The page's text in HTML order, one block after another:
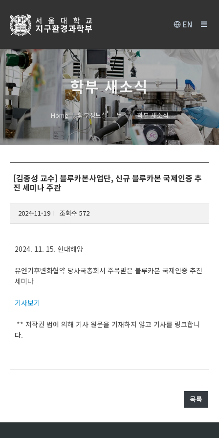
EN
학부 새소식
Home 학부정보실 뉴스 학부 새소식
[김종성 교수] 블루카본사업단, 신규 블루카본 국제인증 추
진 세미나 주관
2024-11-19 조회수 572
2024. 11. 15. 현대해양
유엔기후변화협약 당사국총회서 주목받은 블루카본 국제인증 추진
세미나
기사보기
** 저작권 법에 의해 기사 원문을 기재하지 않고 기사를 링크합니
다.
목록